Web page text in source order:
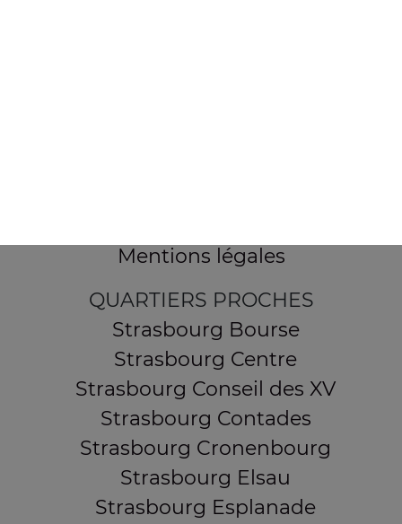
Mentions légales
QUARTIERS PROCHES
Strasbourg Bourse
Strasbourg Centre
Strasbourg Conseil des XV
Strasbourg Contades
Strasbourg Cronenbourg
Strasbourg Elsau
Strasbourg Esplanade